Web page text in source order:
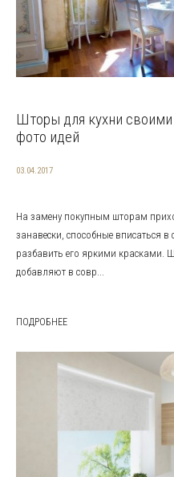
Шторы для кухни
фото идей
03.04.2017
На замену покупным шторам
занавески, способные вписаться
разбавить его яркими красками.
добавляют в совр...
ПОДРОБНЕЕ